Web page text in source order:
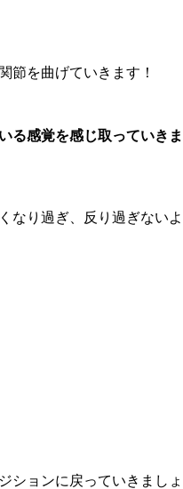
節を曲げていきます！
る感覚を感じ取っていきま
なり過ぎ、反り過ぎないよ
ションに戻っていきましょ